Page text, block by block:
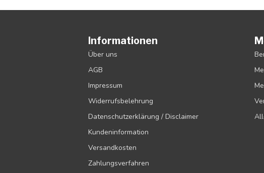
Informationen
Über uns
AGB
Impressum
Widerrufsbelehrung
Datenschutzerklärung / Disclaimer
Kundeninformation
Versandkosten
Zahlungsverfahren